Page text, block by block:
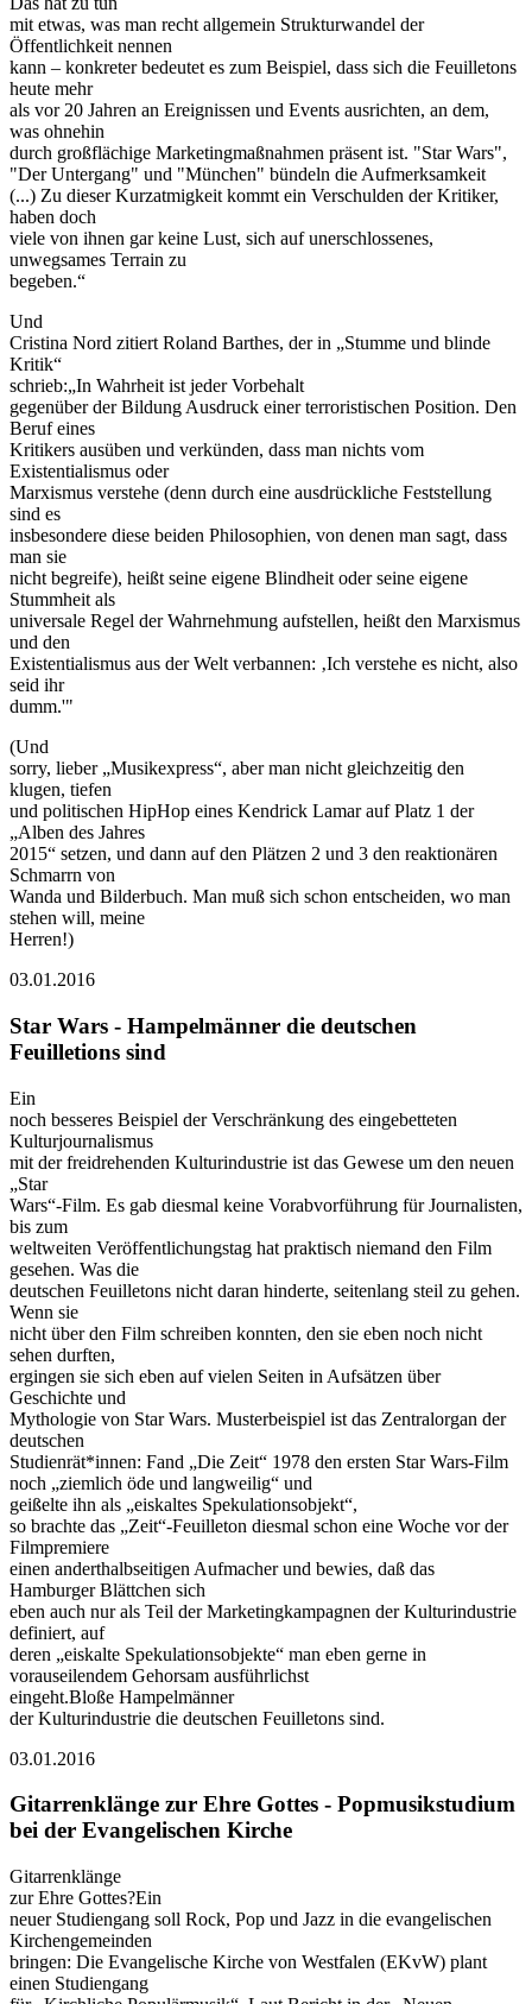
mit etwas, was man recht allgemein Strukturwandel der
Öffentlichkeit nennen
kann – konkreter bedeutet es zum Beispiel, dass sich die Feuilletons
heute mehr
als vor 20 Jahren an Ereignissen und Events ausrichten, an dem,
was ohnehin
durch großflächige Marketingmaßnahmen präsent ist. "Star Wars",
"Der Untergang" und "München" bündeln die Aufmerksamkeit
(...) Zu dieser Kurzatmigkeit kommt ein Verschulden der Kritiker,
haben doch
viele von ihnen gar keine Lust, sich auf unerschlossenes,
unwegsames Terrain zu
begeben.“
Und
Cristina Nord zitiert Roland Barthes, der in „Stumme und blinde
Kritik“
schrieb:„In Wahrheit ist jeder Vorbehalt
gegenüber der Bildung Ausdruck einer terroristischen Position. Den
Beruf eines
Kritikers ausüben und verkünden, dass man nichts vom
Existentialismus oder
Marxismus verstehe (denn durch eine ausdrückliche Feststellung
sind es
insbesondere diese beiden Philosophien, von denen man sagt, dass
man sie
nicht begreife), heißt seine eigene Blindheit oder seine eigene
Stummheit als
universale Regel der Wahrnehmung aufstellen, heißt den Marxismus
und den
Existentialismus aus der Welt verbannen: ‚Ich verstehe es nicht, also
seid ihr
dumm.'"
(Und
sorry, lieber „Musikexpress“, aber man nicht gleichzeitig den
klugen, tiefen
und politischen HipHop eines Kendrick Lamar auf Platz 1 der
„Alben des Jahres
2015“ setzen, und dann auf den Plätzen 2 und 3 den reaktionären
Schmarrn von
Wanda und Bilderbuch. Man muß sich schon entscheiden, wo man
stehen will, meine
Herren!)
03.01.2016
Star Wars - Hampelmänner die deutschen
Feuilletions sind
Ein
noch besseres Beispiel der Verschränkung des eingebetteten
Kulturjournalismus
mit der freidrehenden Kulturindustrie ist das Gewese um den neuen
„Star
Wars“-Film. Es gab diesmal keine Vorabvorführung für Journalisten,
bis zum
weltweiten Veröffentlichungstag hat praktisch niemand den Film
gesehen. Was die
deutschen Feuilletons nicht daran hinderte, seitenlang steil zu gehen.
Wenn sie
nicht über den Film schreiben konnten, den sie eben noch nicht
sehen durften,
ergingen sie sich eben auf vielen Seiten in Aufsätzen über
Geschichte und
Mythologie von Star Wars. Musterbeispiel ist das Zentralorgan der
deutschen
Studienrät*innen: Fand „Die Zeit“ 1978 den ersten Star Wars-Film
noch „ziemlich öde und langweilig“ und
geißelte ihn als „eiskaltes Spekulationsobjekt“,
so brachte das „Zeit“-Feuilleton diesmal schon eine Woche vor der
Filmpremiere
einen anderthalbseitigen Aufmacher und bewies, daß das
Hamburger Blättchen sich
eben auch nur als Teil der Marketingkampagnen der Kulturindustrie
definiert, auf
deren „eiskalte Spekulationsobjekte“ man eben gerne in
vorauseilendem Gehorsam ausführlichst
eingeht.Bloße Hampelmänner
der Kulturindustrie die deutschen Feuilletons sind.
03.01.2016
Gitarrenklänge zur Ehre Gottes - Popmusikstudium
bei der Evangelischen Kirche
Gitarrenklänge
zur Ehre Gottes?Ein
neuer Studiengang soll Rock, Pop und Jazz in die evangelischen
Kirchengemeinden
bringen: Die Evangelische Kirche von Westfalen (EKvW) plant
einen Studiengang